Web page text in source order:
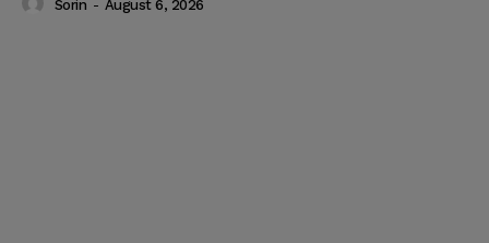
Sorin - August 6, 2026